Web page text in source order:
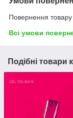
Повернення
Всі умови
Подібні товари